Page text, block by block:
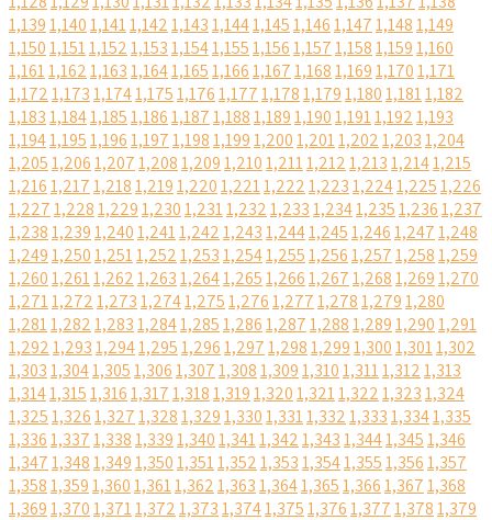
1,1391,1401,1411,1421,1431,1441,1451,1461,1471,1481,149
1,1501,1511,1521,1531,1541,1551,1561,1571,1581,1591,160
1,1611,1621,1631,1641,1651,1661,1671,1681,1691,1701,171
1,1721,1731,1741,1751,1761,1771,1781,1791,1801,1811,182
1,1831,1841,1851,1861,1871,1881,1891,1901,1911,1921,193
1,1941,1951,1961,1971,1981,1991,2001,2011,2021,2031,204
1,2051,2061,2071,2081,2091,2101,2111,2121,2131,2141,215
1,2161,2171,2181,2191,2201,2211,2221,2231,2241,2251,226
1,2271,2281,2291,2301,2311,2321,2331,2341,2351,2361,237
1,2381,2391,2401,2411,2421,2431,2441,2451,2461,2471,248
1,2491,2501,2511,2521,2531,2541,2551,2561,2571,2581,259
1,2601,2611,2621,2631,2641,2651,2661,2671,2681,2691,270
1,2711,2721,2731,2741,2751,2761,2771,2781,2791,280
1,2811,2821,2831,2841,2851,2861,2871,2881,2891,2901,291
1,2921,2931,2941,2951,2961,2971,2981,2991,3001,3011,302
1,3031,3041,3051,3061,3071,3081,3091,3101,3111,3121,313
1,3141,3151,3161,3171,3181,3191,3201,3211,3221,3231,324
1,3251,3261,3271,3281,3291,3301,3311,3321,3331,3341,335
1,3361,3371,3381,3391,3401,3411,3421,3431,3441,3451,346
1,3471,3481,3491,3501,3511,3521,3531,3541,3551,3561,357
1,3581,3591,3601,3611,3621,3631,3641,3651,3661,3671,368
1,3691,3701,3711,3721,3731,3741,3751,3761,3771,3781,379